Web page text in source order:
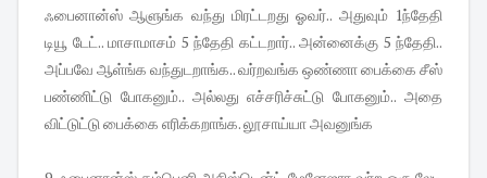
ஃபைனான்ஸ் ஆளுங்க வந்து மிரட்டறது ஓவர்.. அதுவும் 1ந்தேதி
டியூ டேட்.. மாசாமாசம் 5 ந்தேதி கட்டறார்.. அன்னைக்கு 5 ந்தேதி..
அப்பவே ஆள்ங்க வந்துடறாங்க.. வர்றவங்க ஒண்ணா பைக்கை சீஸ்
பண்ணிட்டு போகனும்.. அல்லது எச்சரிச்சுட்டு போகனும்.. அதை
விட்டுட்டு பைக்கை எரிக்கறாங்க. லூசாய்யா அவனுங்க